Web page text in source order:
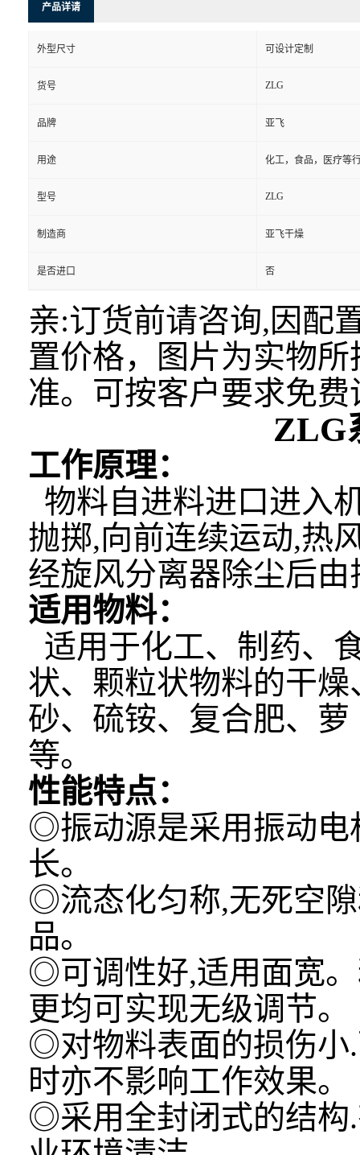
产品详请
外型尺寸 可设计定制
货号 ZLG
品牌 亚飞
用途 化工，食品，医疗等
型号 ZLG
制造商 亚飞干燥
是否进口 否
亲:订货前请咨询,因配
置价格，图片为实物
准。可按客户要求免费
ZLG
工作原理：
物料自进料进口进入
抛掷,向前连续运动,热
经旋风分离器除尘后
适用物料：
适用于化工、制药、
状、颗粒状物料的干
砂、硫铵、复合肥、
等。
性能特点：
◎振动源是采用振动电
长。
◎流态化匀称,无死空
品。
◎可调性好,适用面宽
更均可实现无级调节。
◎对物料表面的损伤小
时亦不影响工作效果。
◎采用全封闭式的结构